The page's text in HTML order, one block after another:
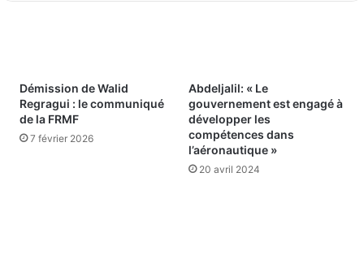
Démission de Walid
Regragui : le communiqué
de la FRMF
7 février 2026
Abdeljalil: « Le
gouvernement est engagé à
développer les
compétences dans
l’aéronautique »
20 avril 2024